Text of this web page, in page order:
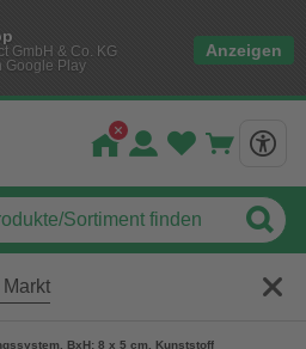
GmbH & Co. KG
Google Play
Anzeigen
BxH: 8 x 5 cm, Kunststoff